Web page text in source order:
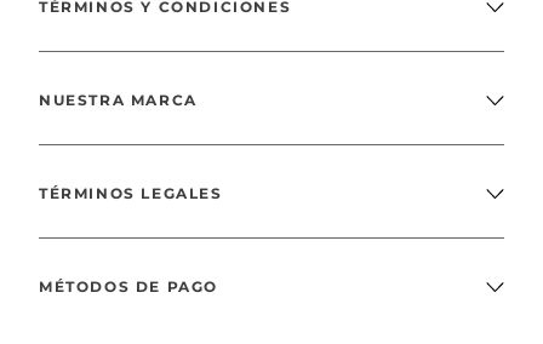
TÉRMINOS Y CONDICIONES
NUESTRA MARCA
TÉRMINOS LEGALES
MÉTODOS DE PAGO